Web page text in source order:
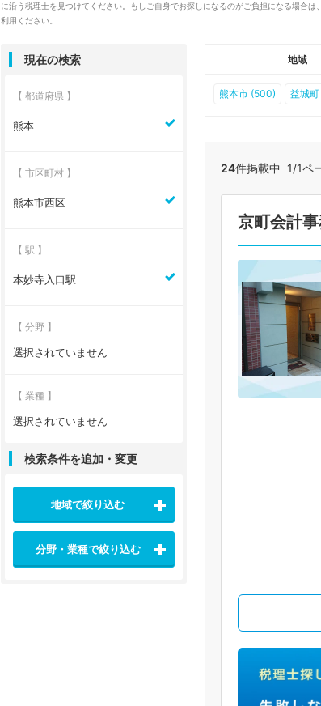
に沿う税理士を見つけてください。もしご自身でお探しになるのがご負担になる場合
利用ください。
地域
熊本市 (500) 益城
24件掲載中 1/1ペ
京町会計
現在の検索
【 都道府県 】
熊本
【 市区町村 】
熊本市西区
【 駅 】
本妙寺入口駅
【 分野 】
選択されていません
【 業種 】
選択されていません
検索条件を追加・変更
地域で絞り込む
分野・業種で絞り込む